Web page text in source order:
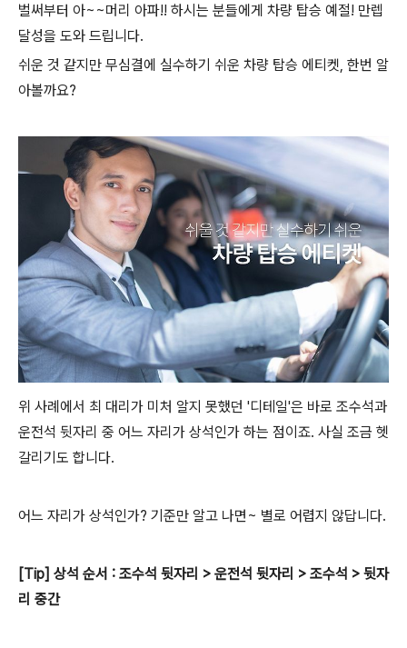
벌써부터 아~~머리 아파!! 하시는 분들에게 차량 탑승 예절! 만렙
달성을 도와 드립니다.
쉬운 것 같지만 무심결에 실수하기 쉬운 차량 탑승 에티켓, 한번 알
아볼까요?
위 사례에서 최 대리가 미처 알지 못했던 '디테일'은 바로 조수석과
운전석 뒷자리 중 어느 자리가 상석인가 하는 점이죠. 사실 조금 헷
갈리기도 합니다.
어느 자리가 상석인가? 기준만 알고 나면~ 별로 어렵지 않답니다.
[Tip] 상석 순서 : 조수석 뒷자리 > 운전석 뒷자리 > 조수석 > 뒷자
리 중간